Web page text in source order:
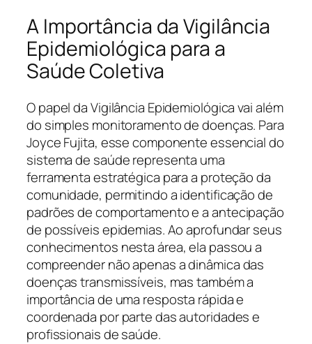
A Importância da Vigilância
Epidemiológica para a
Saúde Coletiva
O papel da Vigilância Epidemiológica vai além
do simples monitoramento de doenças. Para
Joyce Fujita, esse componente essencial do
sistema de saúde representa uma
ferramenta estratégica para a proteção da
comunidade, permitindo a identificação de
padrões de comportamento e a antecipação
de possíveis epidemias. Ao aprofundar seus
conhecimentos nesta área, ela passou a
compreender não apenas a dinâmica das
doenças transmissíveis, mas também a
importância de uma resposta rápida e
coordenada por parte das autoridades e
profissionais de saúde.